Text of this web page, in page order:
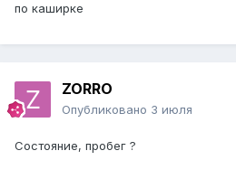
по каширке
ZORRO
Опубликовано 3 июля
Состояние, пробег ?